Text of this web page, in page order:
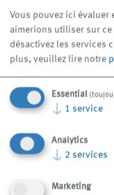
MASTER Makina
Egemen Kücük
Cevizili Mah. Tansel
No. 10
Turquie
Email:
Web: www.master-
Vous pouvez ici évaluer
aimerions utiliser sur ce
désactivez les services
plus, veuillez lire notre
Essential
↓ 1 service
Analytics
↓ 2 services
Marketing